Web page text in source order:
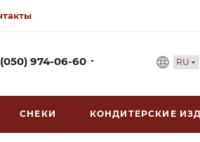
974-06-60 RU
СНЕКИ КОНДИТЕРСКИЕ